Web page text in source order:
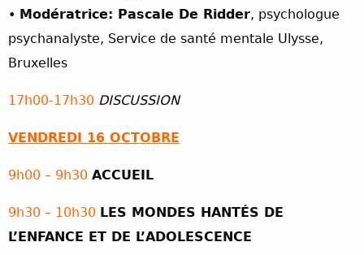
• Modératrice: Pascale De Ridder, psychologue
psychanalyste, Service de santé mentale Ulysse,
Bruxelles
17h00-17h30 DISCUSSION
VENDREDI 16 OCTOBRE
9h00 – 9h30 ACCUEIL
9h30 – 10h30 LES MONDES HANTÉS DE
L’ENFANCE ET DE L’ADOLESCENCE